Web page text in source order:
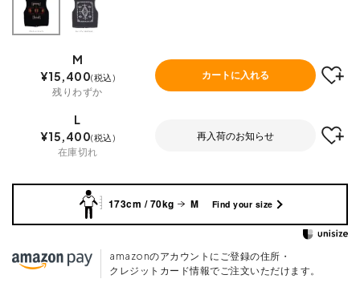
M
¥15,400 税込
残りわずか
カートに入れる
L
¥15,400 税込
在庫切れ
再入荷のお知らせ
173cm / 70kg M Find your size
amazonのアカウントにご登録の住所・
クレジットカード情報でご注文いただけます。